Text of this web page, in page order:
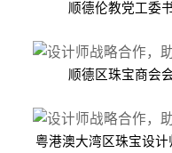
顺德伦教党工委
顺德区珠宝商会
粤港澳大湾区珠宝设